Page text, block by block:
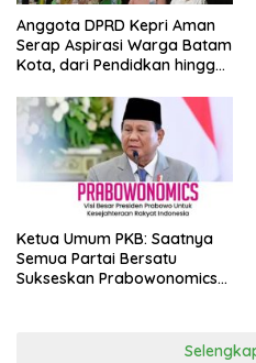
Anggota DPRD Kepri Aman
Serap Aspirasi Warga Batam
Kota, dari Pendidkan hingga
Ketua Umum PKB: Saatnya
Semua Partai Bersatu
Sukseskan Prabowonomics